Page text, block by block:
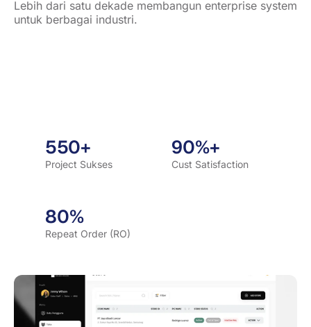
Lebih dari satu dekade membangun enterprise system
untuk berbagai industri.
550+
Project Sukses
90%+
Cust Satisfaction
80%
Repeat Order (RO)